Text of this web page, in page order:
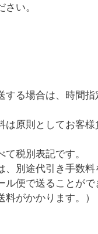
い。
する場合は、時間指
は原則としてお客
て税別表記です。
、別途代引き手数料
ル便で送ることがで
料がかかります。）